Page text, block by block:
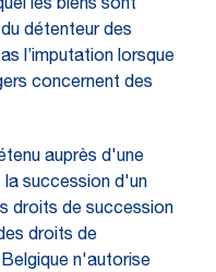
les biens sont
détenteur des
l’imputation lorsque
concernent des
auprès d'une
succession d'un
droits de succession
droits de
n'autorise